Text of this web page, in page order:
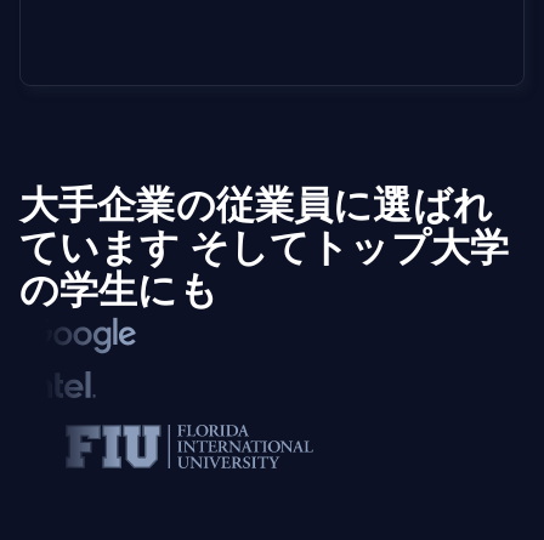
大手企業の従業員に選ばれ
ています そしてトップ大学
の学生にも